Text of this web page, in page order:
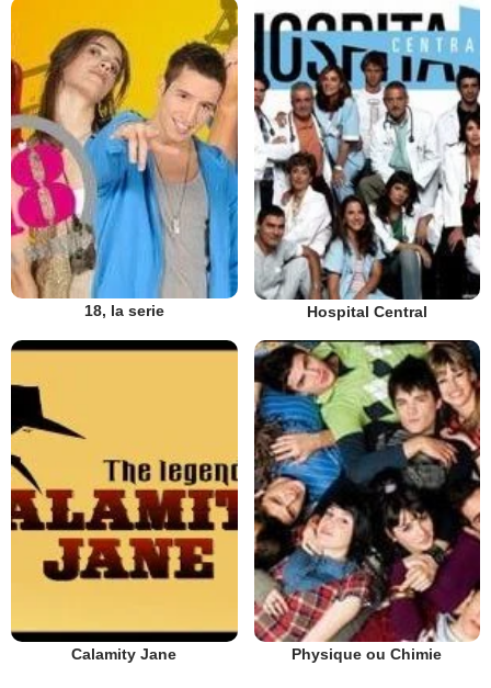
18, la serie Hospital Central
Calamity Jane Physique ou Chimie